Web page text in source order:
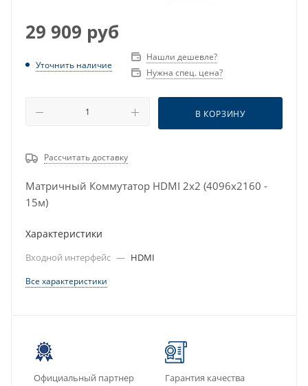
29 909 руб
Уточнить наличие
Нашли дешевле?
Нужна спец. цена?
В КОРЗИНУ
Рассчитать доставку
Матричный Коммутатор HDMI 2x2 (4096x2160 -
15м)
Характеристики
Входной интерфейс — HDMI
Все характеристики
Официальный партнер
Гарантия качества